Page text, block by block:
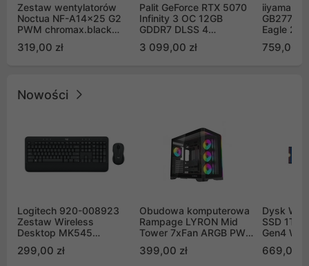
Zestaw wentylatorów
Noctua NF-A14x25 G2
PWM chromax.black
Push Pull (2szt)
319,00 zł
Palit GeForce RTX 5070
Infinity 3 OC 12GB
GDDR7 DLSS 4
GB2050S)
3 099,00 zł
iiyama G-
Eagle 27"
759,00 zł
Nowości
Logitech 920-008923
Zestaw Wireless
Desktop MK545
299,00 zł
Obudowa komputerowa
Rampage LYRON Mid
Tower 7xFan ARGB PWM
399,00 zł
Dysk WD
SSD 1TB
Gen4
669,00